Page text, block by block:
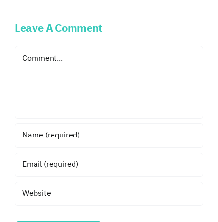
Leave A Comment